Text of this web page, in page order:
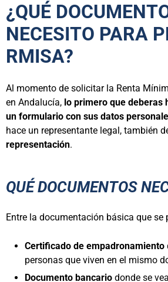
¿QUÉ
NECESITO PARA
RMISA?
Al momento de solicitar la Renta
en Andalucía, lo primero que deberas
un formulario con sus datos
hace un representante legal, también
representación.
QUÉ DOCUMENTOS
Entre la documentación básica que se
Certificado de empadronamiento
personas que viven en el mismo
Documento bancario donde se